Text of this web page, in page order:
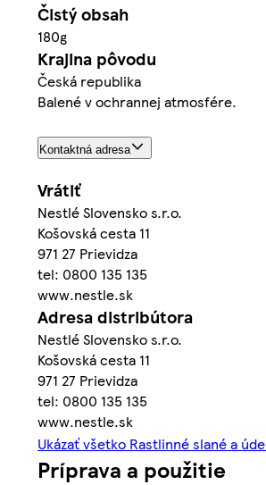
Čistý obsah
180g
Krajina pôvodu
Česká republika
Balené v ochrannej atmosfére.
Kontaktná adresa
Vrátiť
Nestlé Slovensko s.r.o.
Košovská cesta 11
971 27 Prievidza
tel: 0800 135 135
www.nestle.sk
Adresa distribútora
Nestlé Slovensko s.r.o.
Košovská cesta 11
971 27 Prievidza
tel: 0800 135 135
www.nestle.sk
Ukázať všetko Rastlinné slané a
Príprava a použitie